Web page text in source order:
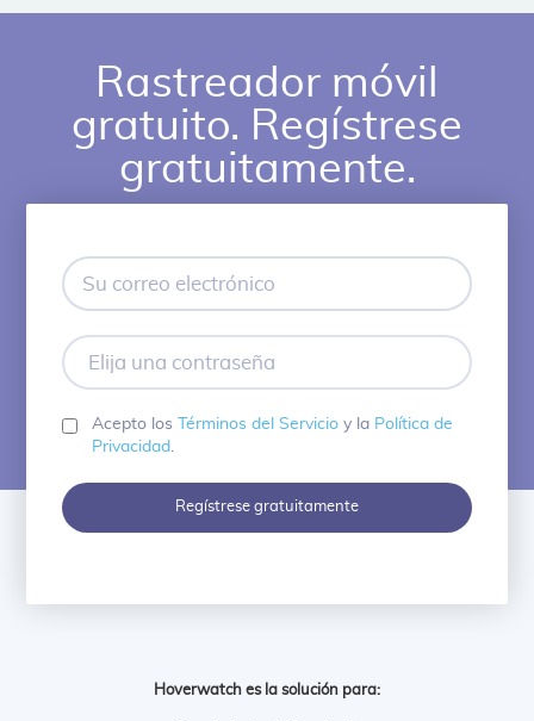
Rastreador móvil
gratuito. Regístrese
gratuitamente.
correo
una
Acepto los Términos del Servicioy la Política de
Privacidad.
Regístrese gratuitamente
Hoverwatch es la solución para: